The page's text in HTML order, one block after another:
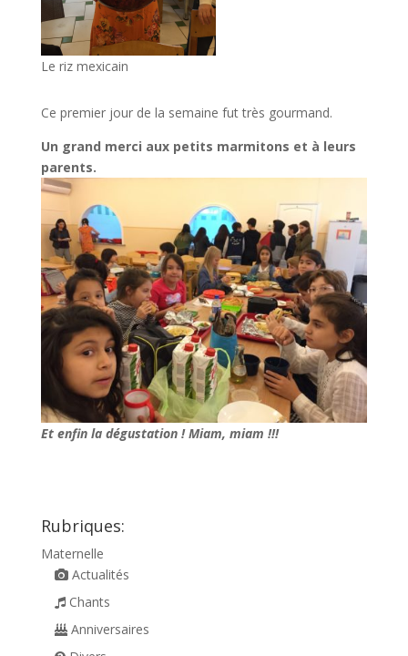
Le riz mexicain
Ce premier jour de la semaine fut très gourmand.
Un grand merci aux petits marmitons et à leurs
parents.
Et enfin la dégustation ! Miam, miam !!!
Rubriques:
Maternelle
Actualités
Chants
Anniversaires